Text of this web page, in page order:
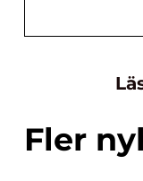
Fler